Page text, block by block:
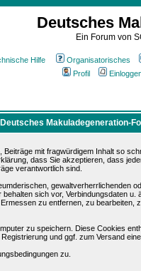
Deutsches
Ein Forum von
Hilfe Organisatorisches
Profil
Deutsches Makuladegeneration-
mit fragwürdigem Inhalt so
dass Sie akzeptieren, dass
verantwortlich sind.
sich vor, Verbindungsdaten
zu entfernen, zu
zu speichern. Diese Cookies
und ggf. zum Versand
zu.